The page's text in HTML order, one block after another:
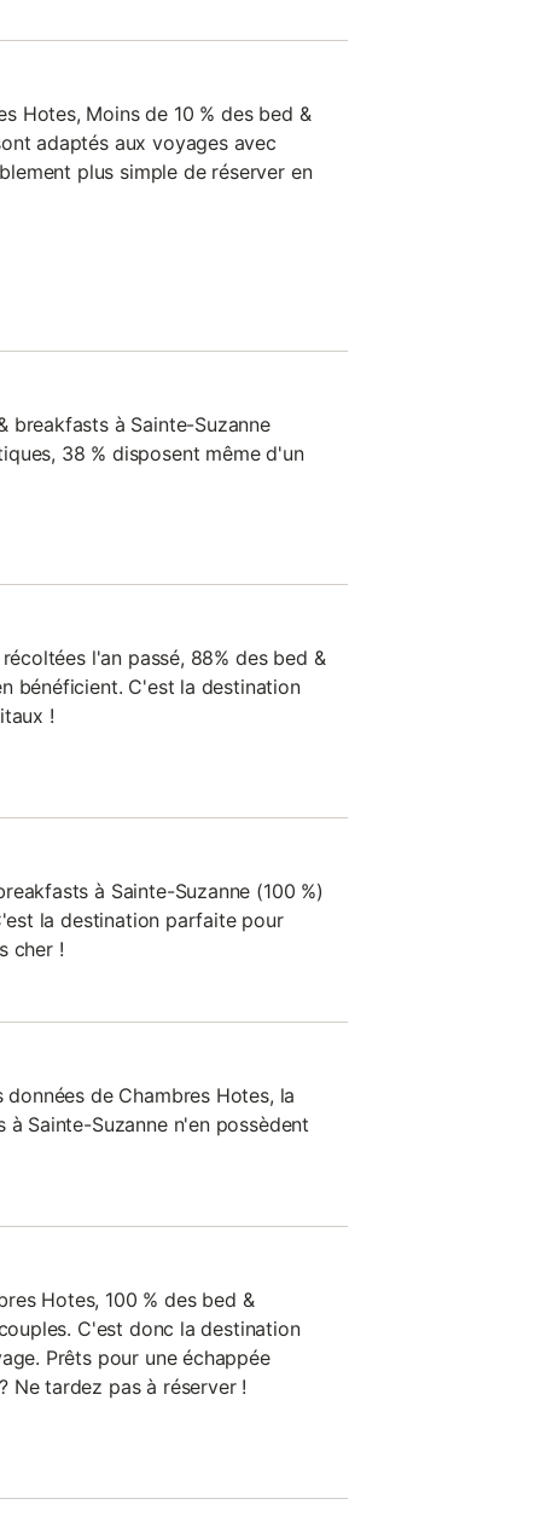
Hotes, Moins de 10 % des bed &
adaptés aux voyages avec
plus simple de réserver en
breakfasts à Sainte-Suzanne
38 % disposent même d'un
l'an passé, 88% des bed &
bénéficient. C'est la destination
!
à Sainte-Suzanne (100 %)
la destination parfaite pour
cher !
de Chambres Hotes, la
Sainte-Suzanne n'en possèdent
Hotes, 100 % des bed &
C'est donc la destination
Prêts pour une échappée
Ne tardez pas à réserver !